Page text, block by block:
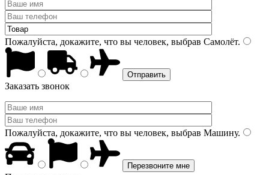
Пожалуйста, докажите, что вы человек, выбрав Самолёт.
Заказать звонок
Пожалуйста, докажите, что вы человек, выбрав Машину.